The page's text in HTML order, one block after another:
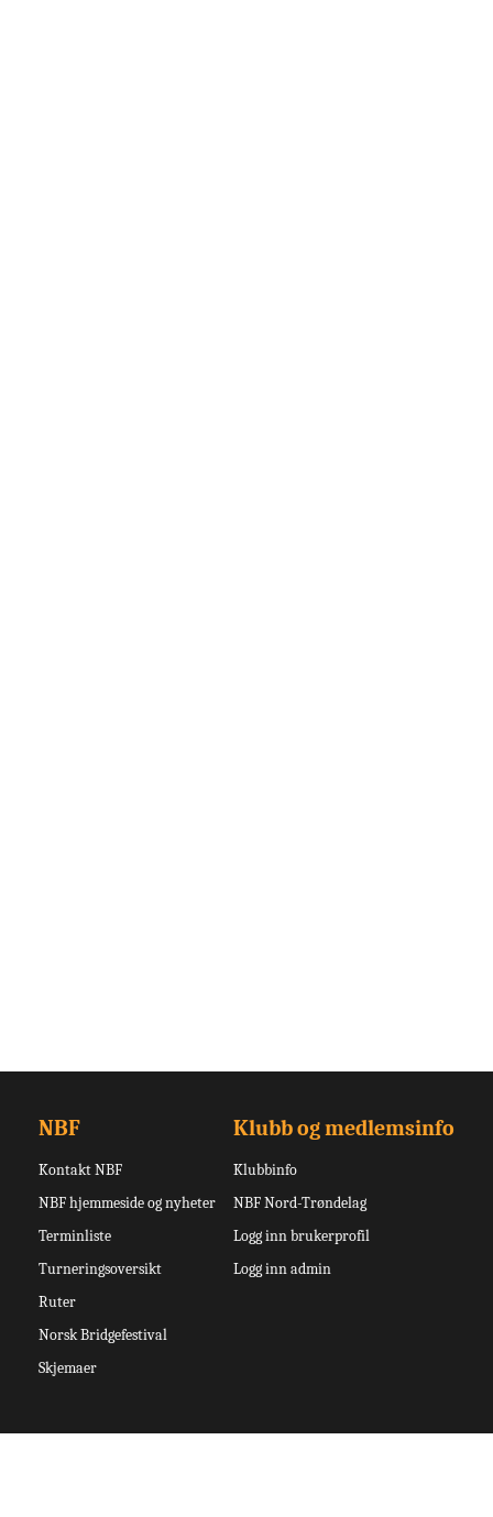
NBF
Kontakt NBF
NBF hjemmeside og nyheter
Terminliste
Turneringsoversikt
Ruter
Norsk Bridgefestival
Skjemaer
Klubb og medlemsinfo
Klubbinfo
NBF Nord-Trøndelag
Logg inn brukerprofil
Logg inn admin